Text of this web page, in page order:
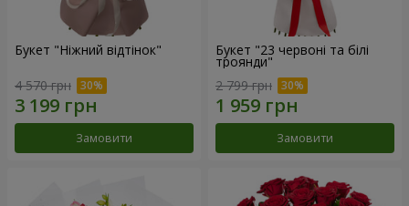
Букет "Ніжний відтінок"
4 570 грн
Замовити
Букет "23 червоні та білі
троянди"
2 799 грн
Замовити